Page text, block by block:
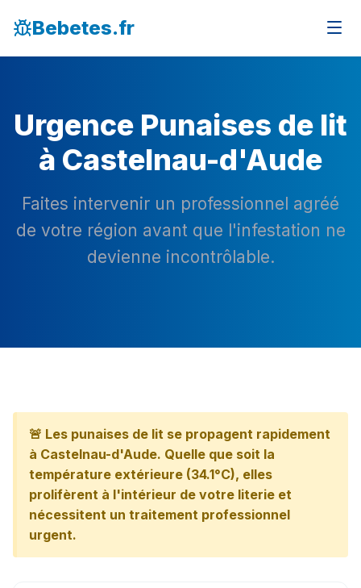
Bebetes.fr
Urgence Punaises de lit
à Castelnau-d'Aude
Faites intervenir un professionnel agréé
de votre région avant que l'infestation ne
devienne incontrôlable.
🚨 Les punaises de lit se propagent rapidement
à Castelnau-d'Aude. Quelle que soit la
température extérieure (34.1°C), elles
prolifèrent à l'intérieur de votre literie et
nécessitent un traitement professionnel
urgent.